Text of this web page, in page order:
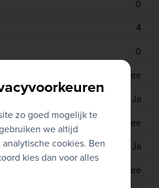
0
4
0
Nee
Ja
Nee
Ja
Nee
zo goed mogelijk te
we altijd
cookies. Ben
kies dan voor alles